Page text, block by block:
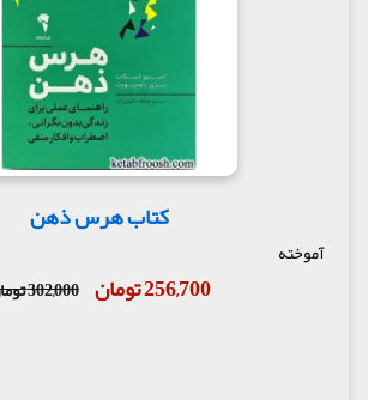
کتاب هرس ذهن
آموخته
256,700 تومان 302,000 تومان